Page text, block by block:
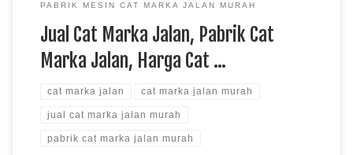
PABRIK MESIN CAT MARKA JALAN MURAH
Jual Cat Marka Jalan, Pabrik Cat
Marka Jalan, Harga Cat …
cat marka jalan cat marka jalan murah
jual cat marka jalan murah
pabrik cat marka jalan murah